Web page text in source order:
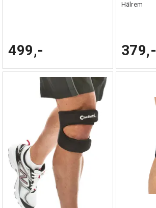
499,-
Hälrem
379,-